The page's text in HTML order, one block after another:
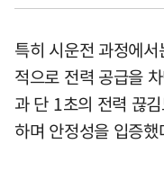
특히 시운전 과정에
적으로 전력 공급을
과 단 1초의 전력 끊
하며 안정성을 입증